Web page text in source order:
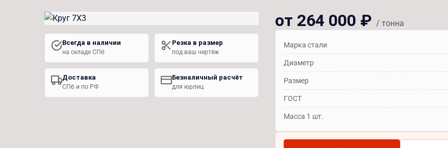
Всегда в наличии
на складе СПб
Резка в размер
под ваш чертёж
Доставка
СПб и по РФ
Безналичный расчёт
для юрлиц
от 264 000 ₽ / тонна
Марка стали
Диаметр
Размер
ГОСТ
Масса 1 шт.